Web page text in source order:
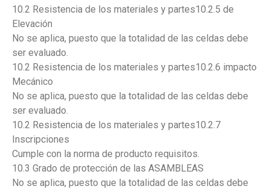
10.2 Resistencia de los materiales y partes10.2.5 de
Elevación
No se aplica, puesto que la totalidad de las celdas debe
ser evaluado.
10.2 Resistencia de los materiales y partes10.2.6 impacto
Mecánico
No se aplica, puesto que la totalidad de las celdas debe
ser evaluado.
10.2 Resistencia de los materiales y partes10.2.7
Inscripciones
Cumple con la norma de producto requisitos.
10.3 Grado de protección de las ASAMBLEAS
No se aplica, puesto que la totalidad de las celdas debe